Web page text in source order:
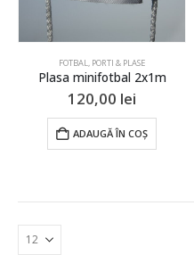
FOTBAL, PORTI & PLASE
Plasa minifotbal 2x1m
120,00 lei
ADAUGĂ ÎN COȘ